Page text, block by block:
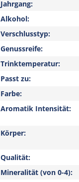
Jahrgang:
Alkohol:
Verschlusstyp:
Genussreife:
Trinktemperatur:
Passt zu:
Farbe:
Aromatik Intensität:
Körper:
Qualität:
Mineralität (von 0-4):